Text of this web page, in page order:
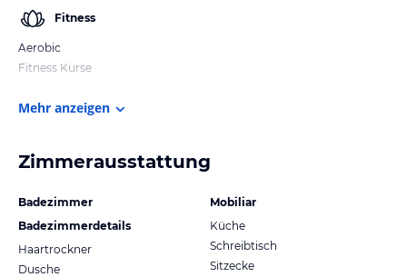
Fitness
Aerobic
Fitness Kurse
Mehr anzeigen
Zimmerausstattung
Badezimmer
Badezimmerdetails
Haartrockner
Dusche
Mobiliar
Küche
Schreibtisch
Sitzecke